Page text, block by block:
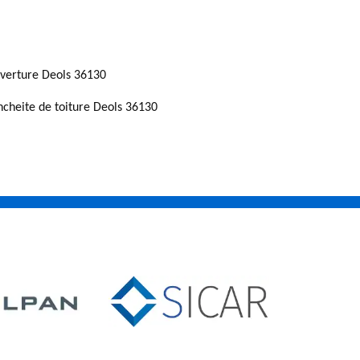
Deols 36130
de toiture Deols 36130